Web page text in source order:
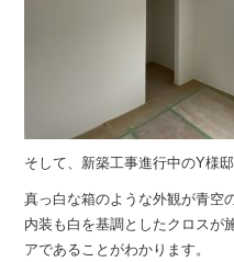
そして、新築工事進行中のY様邸
真っ白な箱のような外観が青空
内装も白を基調としたクロスが
アであることがわかります。